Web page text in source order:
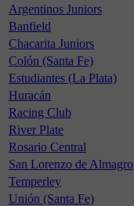
Argentinos Juniors
Banfield
Chacarita Juniors
Colón (Santa Fe)
Estudiantes (La Plata)
Huracán
Racing Club
River Plate
Rosario Central
San Lorenzo de Almagro
Temperley
Unión (Santa Fe)